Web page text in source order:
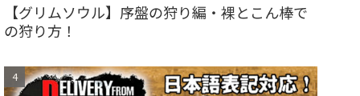
【グリムソウル】序盤の狩り編・裸とこん棒で
の狩り方！